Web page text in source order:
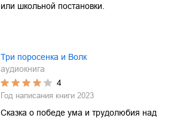
или школьной постановки.
Три поросенка и Волк
аудиокнига
4
Год написания книги 2023
Сказка о победе ума и трудолюбия над